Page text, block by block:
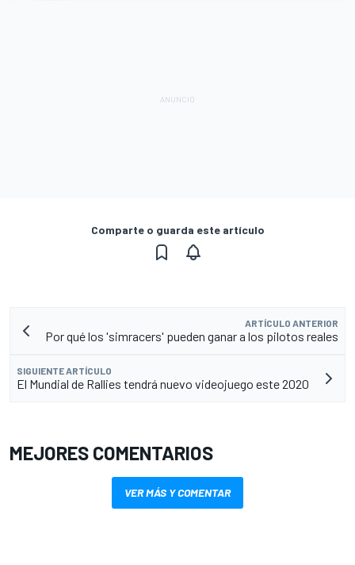
Comparte o guarda este artículo
ARTÍCULO ANTERIOR
Por qué los 'simracers' pueden ganar a los pilotos reales
SIGUIENTE ARTÍCULO
El Mundial de Rallies tendrá nuevo videojuego este 2020
MEJORES COMENTARIOS
VER MÁS Y COMENTAR